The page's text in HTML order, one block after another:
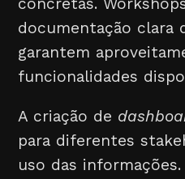
documentação clara
garantem
funcionalidades
A criação de
para diferentes
uso das